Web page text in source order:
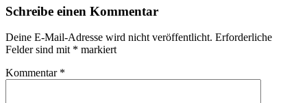
Schreibe einen Kommentar
Deine E-Mail-Adresse wird nicht veröffentlicht. Erforderliche
Felder sind mit * markiert
Kommentar *